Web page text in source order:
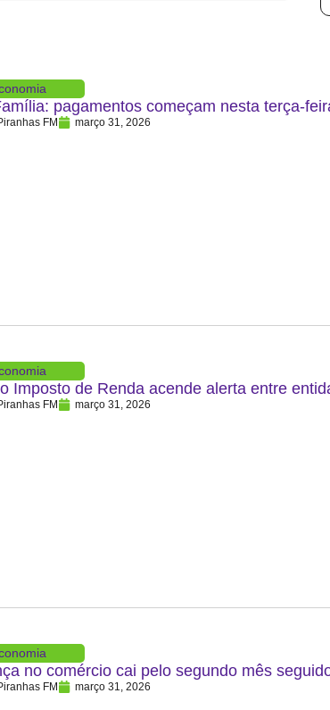
pagamentos começam nesta terça-
FM março 31, 2026
Imposto de Renda acende alerta entre
FM março 31, 2026
no comércio cai pelo segundo mês
FM março 31, 2026